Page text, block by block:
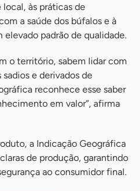
às práticas de
a saúde dos búfalos e à
padrão de qualidade.
o território, sabem lidar com
e derivados de
reconhece esse saber
em valor”, afirma
a Indicação Geográfica
de produção, garantindo
ao consumidor final.